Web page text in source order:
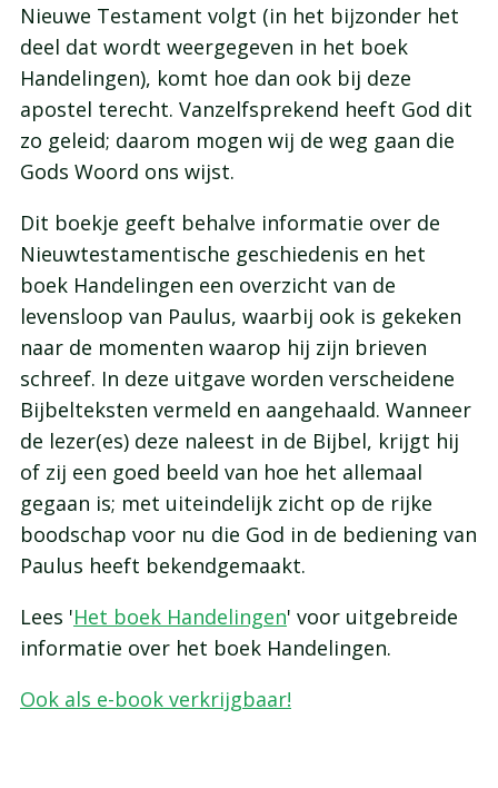
Nieuwe Testament volgt (in het bijzonder het
deel dat wordt weergegeven in het boek
Handelingen), komt hoe dan ook bij deze
apostel terecht. Vanzelfsprekend heeft God dit
zo geleid; daarom mogen wij de weg gaan die
Gods Woord ons wijst.
Dit boekje geeft behalve informatie over de
Nieuwtestamentische geschiedenis en het
boek Handelingen een overzicht van de
levensloop van Paulus, waarbij ook is gekeken
naar de momenten waarop hij zijn brieven
schreef. In deze uitgave worden verscheidene
Bijbelteksten vermeld en aangehaald. Wanneer
de lezer(es) deze naleest in de Bijbel, krijgt hij
of zij een goed beeld van hoe het allemaal
gegaan is; met uiteindelijk zicht op de rijke
boodschap voor nu die God in de bediening van
Paulus heeft bekendgemaakt.
Lees 'Het boek Handelingen' voor uitgebreide
informatie over het boek Handelingen.
Ook als e-book verkrijgbaar!